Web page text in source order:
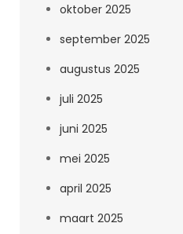
oktober 2025
september 2025
augustus 2025
juli 2025
juni 2025
mei 2025
april 2025
maart 2025